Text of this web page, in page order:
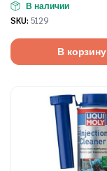
В наличии
SKU: 5129
В корзину